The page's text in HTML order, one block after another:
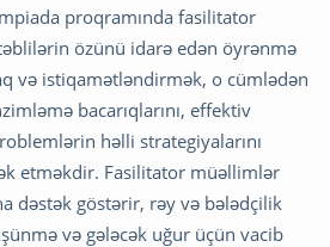
proqramında fasilitator
özünü idarə edən öyrənmə
və istiqamətləndirmək, o cümlədən
bacarıqlarını, effektiv
həlli strategiyalarını
etməkdir. Fasilitator müəllimlər
dəstək göstərir, rəy və bələdçilik
və gələcək uğur üçün vacib